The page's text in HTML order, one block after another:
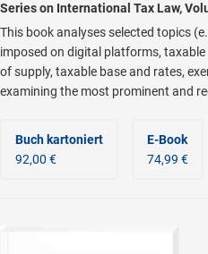
Series on International Tax Law,
This book analyses selected topics
imposed on digital platforms,
of supply, taxable base and rates,
examining the most prominent and
Buch kartoniert
92,00 €
E-Book
74,99 €